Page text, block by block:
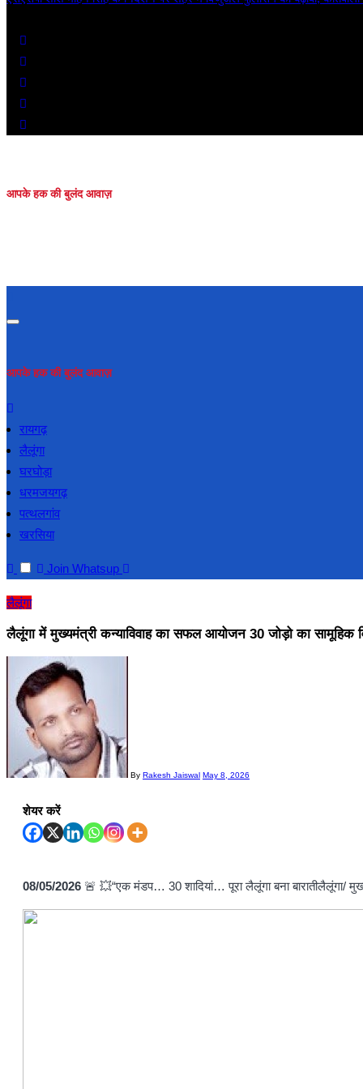
आपके हक की बुलंद आवाज़
आपके हक की बुलंद आवाज़
रायगढ़
लैलूंगा
घरघोड़ा
धरमजयगढ़
पत्थलगांव
खरसिया
Join Whatsup
लैलूंगा
लैलूंगा में मुख्यमंत्री कन्याविवाह का सफल आयोजन 30 जोड़ो का सामूहिक
By Rakesh Jaiswal May 8, 2026
शेयर करें
08/05/2026 🚨 💥“एक मंडप… 30 शादियां… पूरा लैलूंगा बना बारातीलैलूंगा/